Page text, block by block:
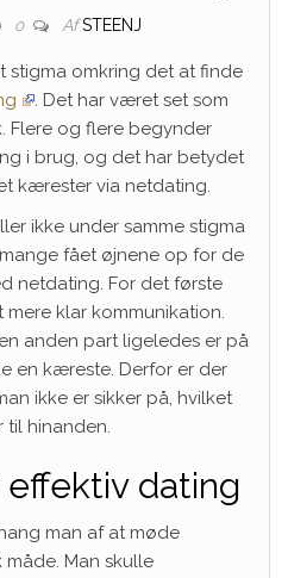
0 Af STEENJ
stigma omkring det at finde
. Det har været set som
Flere og flere begynder
i brug, og det har betydet
kærester via netdating.
ikke under samme stigma
fået øjnene op for de
netdating. For det første
klar kommunikation.
anden part ligeledes er på
en kæreste. Derfor er der
ikke er sikker på, hvilket
hinanden.
dating
man af at møde
Man skulle